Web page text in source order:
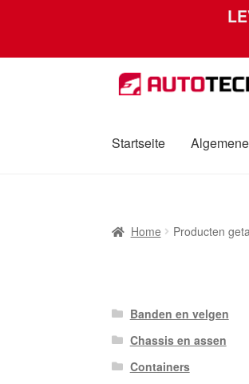
Ga
door
navigatie
Ga
naar
inhoud
Startseite
Over ons Privacybeleid
Home Producten
Banden en velgen
Chassis en assen
Containers